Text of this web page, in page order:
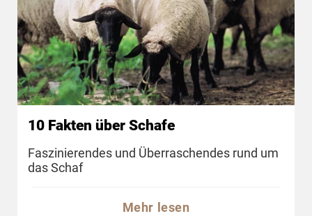
10 Fakten über Schafe
Faszinierendes und Überraschendes rund um
das Schaf
Mehr lesen